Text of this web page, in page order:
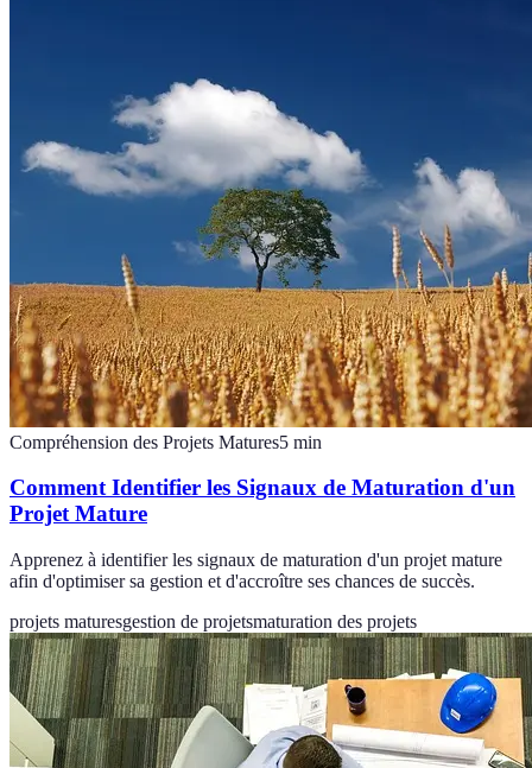
Compréhension des Projets Matures5 min
Comment Identifier les Signaux de Maturation d'un
Projet Mature
Apprenez à identifier les signaux de maturation d'un projet mature
afin d'optimiser sa gestion et d'accroître ses chances de succès.
projets maturesgestion de projetsmaturation des projets